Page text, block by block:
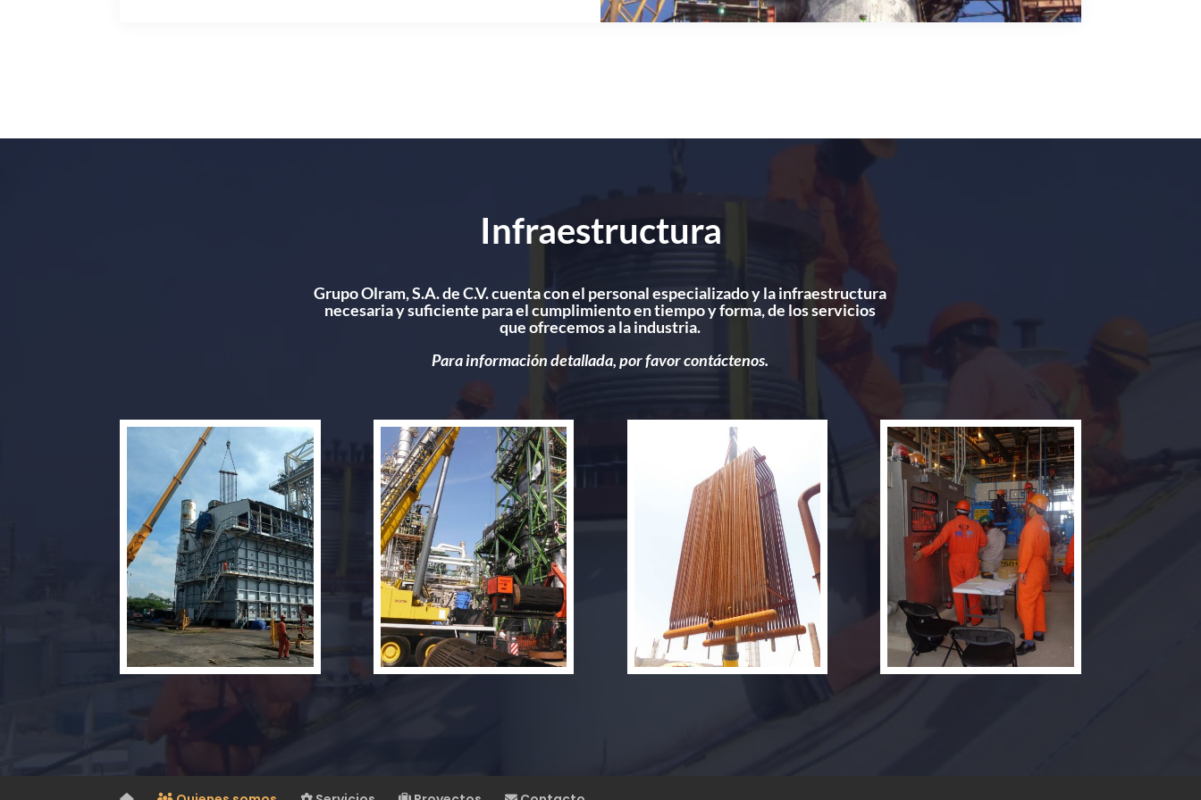
Infraestructura
Grupo Olram, S.A. de C.V. cuenta con el personal especializado y la infraestructura
necesaria y suficiente para el cumplimiento en tiempo y forma, de los servicios
que ofrecemos a la industria.
Para información detallada, por favor contáctenos.